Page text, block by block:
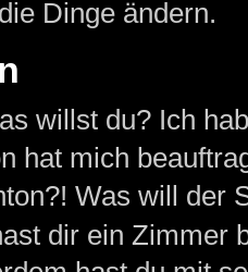
Dinge ändern.
willst du? Ich
hat mich
Was will der
dir ein Zimmer